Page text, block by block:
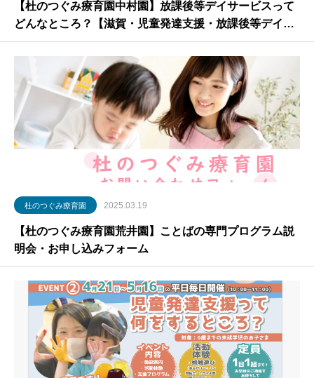
【杜のつぐみ療育園中村園】放課後等デイサービスって
どんなところ？【滋賀・児童発達支援・放課後等デイサ
ービス】
杜のつぐみ療育園 2025.03.19
【杜のつぐみ療育園荒井園】ことばの専門プログラム説
明会・お申し込みフォーム